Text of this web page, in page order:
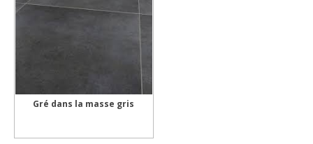
Gré dans la masse gris